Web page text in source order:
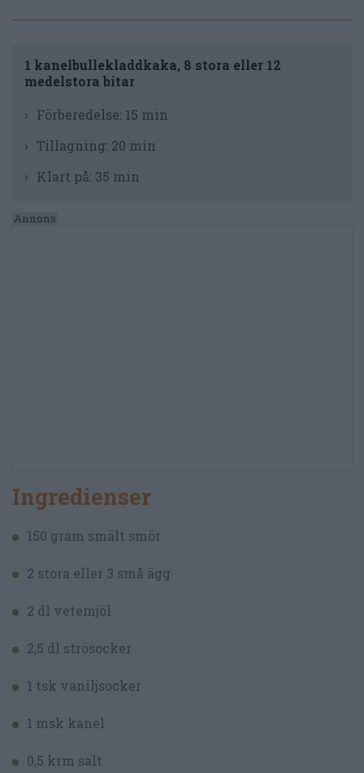
1 kanelbullekladdkaka, 8 stora eller 12
medelstora bitar
Förberedelse: 15 min
Tillagning: 20 min
Klart på: 35 min
Ingredienser
150 gram smält smör
2 stora eller 3 små ägg
2 dl vetemjöl
2,5 dl strösocker
1 tsk vaniljsocker
1 msk kanel
0,5 krm salt